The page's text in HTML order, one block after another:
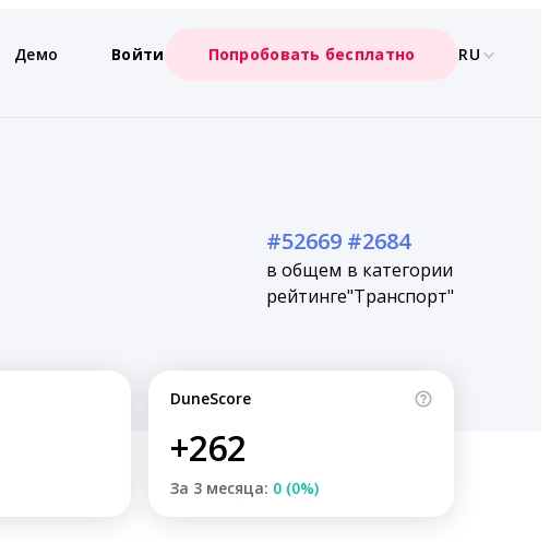
Демо Войти Попробовать бесплатно RU
#52669
в общем
рейтинге
#2684
в категории
"Транспорт"
DuneScore
+262
За 3 месяца: 0 (0%)